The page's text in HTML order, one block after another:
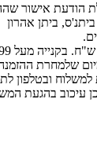
הודעת אישור
ביתן אהרון
ובטלפון
עיכוב בהגעת